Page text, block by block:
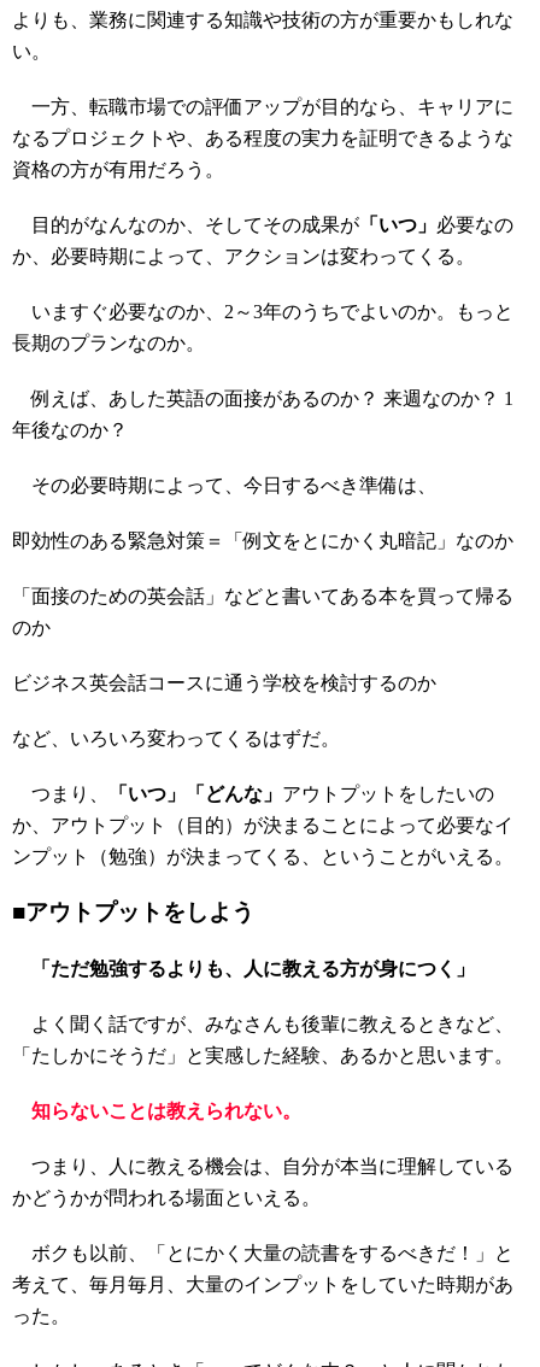
よりも、業務に関連する知識や技術の方が重要かもしれな
い。
一方、転職市場での評価アップが目的なら、キャリアに
なるプロジェクトや、ある程度の実力を証明できるような
資格の方が有用だろう。
目的がなんなのか、そしてその成果が 「いつ」 必要なの
か、必要時期によって、アクションは変わってくる。
いますぐ必要なのか、2～3年のうちでよいのか。もっと
長期のプランなのか。
例えば、あした英語の面接があるのか？ 来週なのか？ 1
年後なのか？
その必要時期によって、今日するべき準備は、
即効性のある緊急対策＝「例文をとにかく丸暗記」なのか
「面接のための英会話」などと書いてある本を買って帰る
のか
ビジネス英会話コースに通う学校を検討するのか
など、いろいろ変わってくるはずだ。
つまり、 「いつ」「どんな」 アウトプットをしたいの
か、アウトプット（目的）が決まることによって必要なイ
ンプット（勉強）が決まってくる、ということがいえる。
■アウトプットをしよう
「ただ勉強するよりも、人に教える方が身につく」
よく聞く話ですが、みなさんも後輩に教えるときなど、
「たしかにそうだ」と実感した経験、あるかと思います。
知らないことは教えられない。
つまり、人に教える機会は、自分が本当に理解している
かどうかが問われる場面といえる。
ボクも以前、「とにかく大量の読書をするべきだ！」と
考えて、毎月毎月、大量のインプットをしていた時期があ
った。